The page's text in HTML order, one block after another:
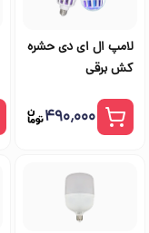
لامپ ال ای دی حشره
کش برقی
۴۹۰٬۰۰۰